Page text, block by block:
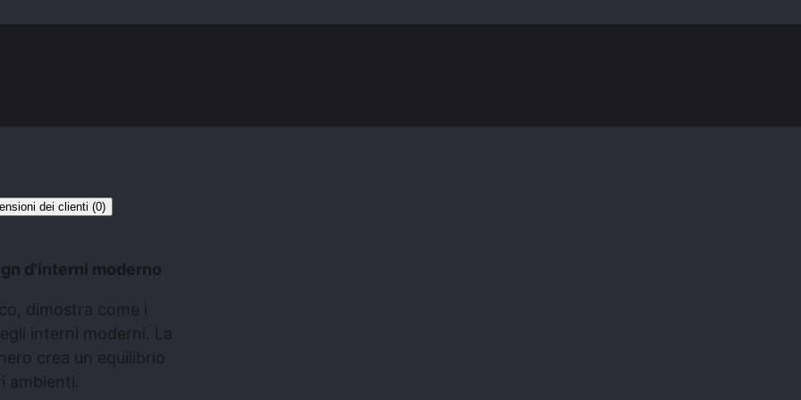
dei clienti (0)
d'interni moderno
dimostra come i
interni moderni. La
crea un equilibrio
ambienti.